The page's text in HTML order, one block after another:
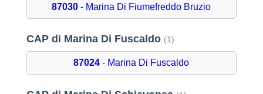
87030 - Marina Di Fiumefreddo Bruzio
CAP di Marina Di Fuscaldo (1)
87024 - Marina Di Fuscaldo